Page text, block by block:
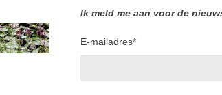
Ik meld me aan voor de
E-mailadres*